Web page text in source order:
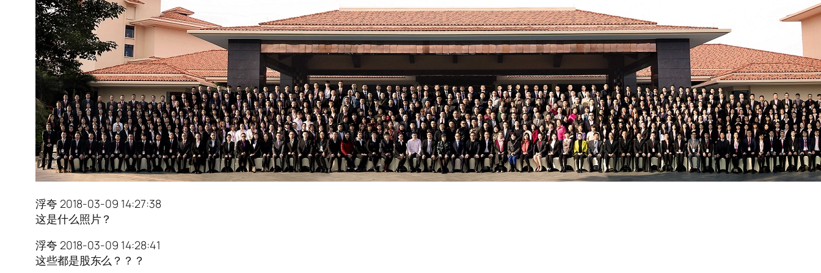
浮夸 2018-03-09 14:27:38
这是什么照片？
浮夸 2018-03-09 14:28:41
这些都是股东么？？？